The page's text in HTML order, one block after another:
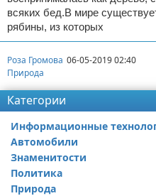
всяких бед.В мире
рябины, из которых
Роза Громова 06-05-2019 02:40
Природа
Категории
Информационные
Автомобили
Знаменитости
Политика
Природа